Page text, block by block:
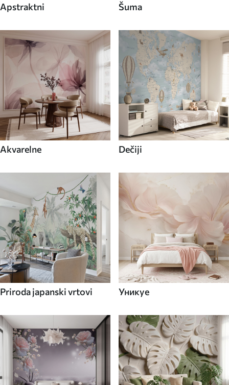
Apstraktni Šuma
Akvarelne Dečiji
Priroda japanski vrtovi Уникуе